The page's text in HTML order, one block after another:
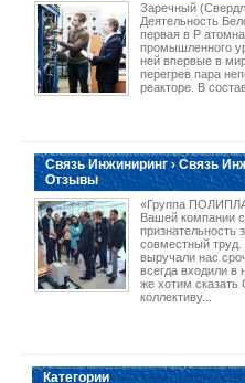
Заречный
Деятельность
первая в Р
промышленного
ней впервые в
перегрев пара
реакторе. В
Связь Инжиниринг › Связь
Отзывы
«Группа
Вашей компании
признательность
совместный
выручали нас
всегда входили в
же хотим
коллективу...
Категории